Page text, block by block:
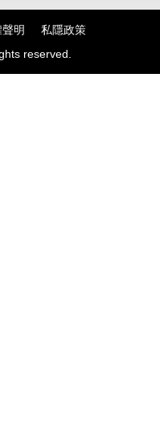
明
私隱政策
reserved.